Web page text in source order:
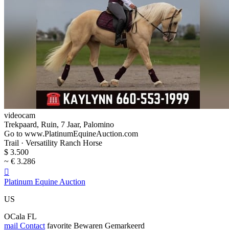
videocam
Trekpaard, Ruin, 7 Jaar, Palomino
Go to www.PlatinumEquineAuction.com
Trail · Versatility Ranch Horse
$ 3.500
~ € 3.286

Platinum Equine Auction
US
OCala FL
mail Contact favorite Bewaren Gemarkeerd